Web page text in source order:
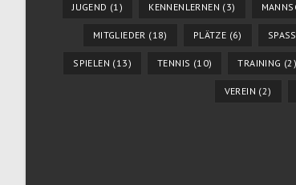
JUGEND (1) KENNENLERNEN (3)
MITGLIEDER (18) PLÄTZE (6) SPASS
SPIELEN (13) TENNIS (10) TRAINING (2)
VEREIN (2)